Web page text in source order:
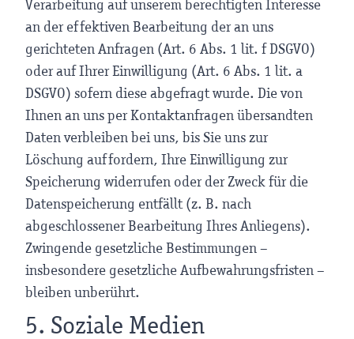
Verarbeitung auf unserem berechtigten Interesse
an der effektiven Bearbeitung der an uns
gerichteten Anfragen (Art. 6 Abs. 1 lit. f DSGVO)
oder auf Ihrer Einwilligung (Art. 6 Abs. 1 lit. a
DSGVO) sofern diese abgefragt wurde. Die von
Ihnen an uns per Kontaktanfragen übersandten
Daten verbleiben bei uns, bis Sie uns zur
Löschung auffordern, Ihre Einwilligung zur
Speicherung widerrufen oder der Zweck für die
Datenspeicherung entfällt (z. B. nach
abgeschlossener Bearbeitung Ihres Anliegens).
Zwingende gesetzliche Bestimmungen –
insbesondere gesetzliche Aufbewahrungsfristen –
bleiben unberührt.
5. Soziale Medien